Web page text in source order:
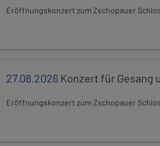
Eröffnungskonzert zum Zschopauer
27.08.2026 Konzert für Gesang
Eröffnungskonzert zum Zschopauer